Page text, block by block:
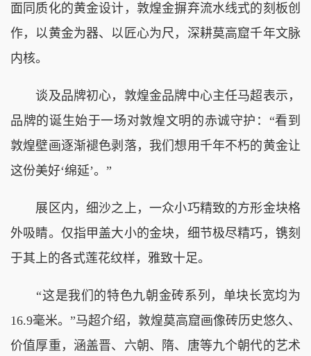
面同质化的黄金设计，敦煌金摒弃流水线式的刻板创
作，以黄金为器、以匠心为尺，深耕莫高窟千年文脉
内核。
谈及品牌初心，敦煌金品牌中心主任马超表示，
品牌的诞生始于一场对敦煌文明的赤诚守护：“看到
敦煌壁画逐渐褪色剥落，我们想用千年不朽的黄金让
这份美好‘绵延’。”
展区内，细沙之上，一众小巧精致的方形金块格
外吸睛。仅指甲盖大小的金块，细节极尽精巧，镌刻
于其上的各式莲花纹样，雅致十足。
“这是我们的特色九朝金砖系列，单块长宽均为
16.9毫米。”马超介绍，敦煌莫高窟画像砖历史悠久、
价值厚重，涵盖晋、六朝、隋、唐等九个朝代的艺术